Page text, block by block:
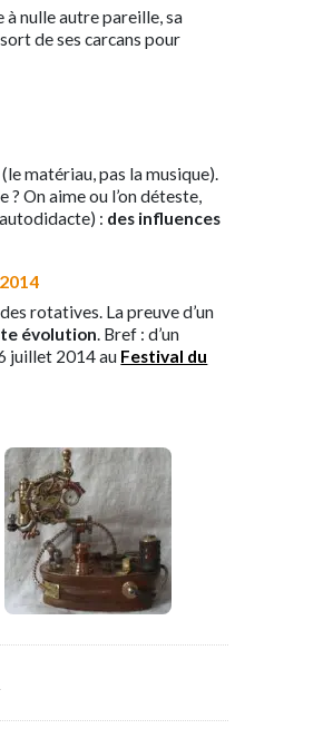
à nulle autre pareille, sa
de ses carcans pour
matériau, pas la musique).
On aime ou l’on déteste,
: des influences
rotatives. La preuve d’un
évolution. Bref : d’un
juillet 2014 au Festival du